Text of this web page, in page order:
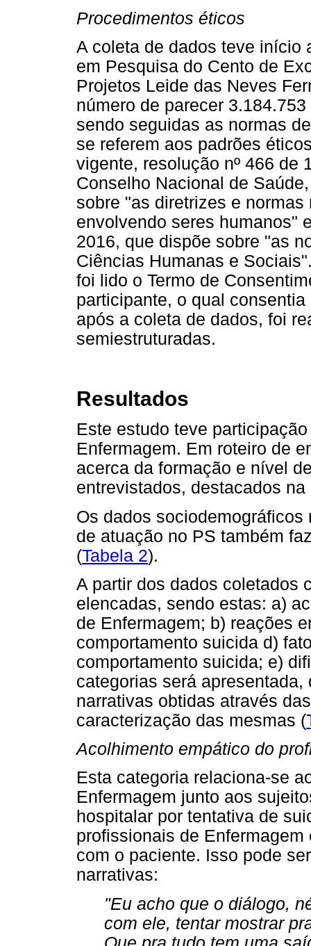
Procedimentos éticos
A coleta de dados teve início
em Pesquisa do Cento de
Projetos Leide das Neves
número de parecer
sendo seguidas as normas
se referem aos padrões
vigente, resolução nº 466 de
Conselho Nacional de
sobre "as diretrizes e
envolvendo seres humanos"
2016, que dispõe sobre "as
Ciências Humanas e
foi lido o Termo de
participante, o qual
após a coleta de dados, foi
semiestruturadas.
Resultados
Este estudo teve
Enfermagem. Em roteiro de
acerca da formação e nível
entrevistados, destacados na
Os dados
de atuação no PS também
(Tabela 2).
A partir dos dados coletados
elencadas, sendo estas: a)
de Enfermagem; b) reações
comportamento suicida d)
comportamento suicida; e)
categorias será
narrativas obtidas através
caracterização das mesmas (
Acolhimento empático do
Esta categoria relaciona-se
Enfermagem junto aos
hospitalar por tentativa de
profissionais de
com o paciente. Isso pode
narrativas:
"Eu acho que o diálogo,
com ele, tentar mostrar